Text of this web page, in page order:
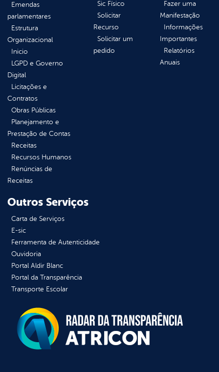
Emendas
parlamentares
Estrutura
Organizacional
Inicio
LGPD e Governo
Digital
Licitações e
Contratos
Obras Públicas
Planejamento e
Prestação de Contas
Receitas
Recursos Humanos
Renúncias de
Receitas
Sic Físico
Solicitar
Recurso
Solicitar um
pedido
Fazer uma
Manifestação
Informações
Importantes
Relatórios
Anuais
Outros Serviços
Carta de Serviços
E-sic
Ferramenta de Autenticidade
Ouvidoria
Portal Aldir Blanc
Portal da Transparência
Transporte Escolar